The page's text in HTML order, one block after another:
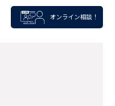
オンライン相談！